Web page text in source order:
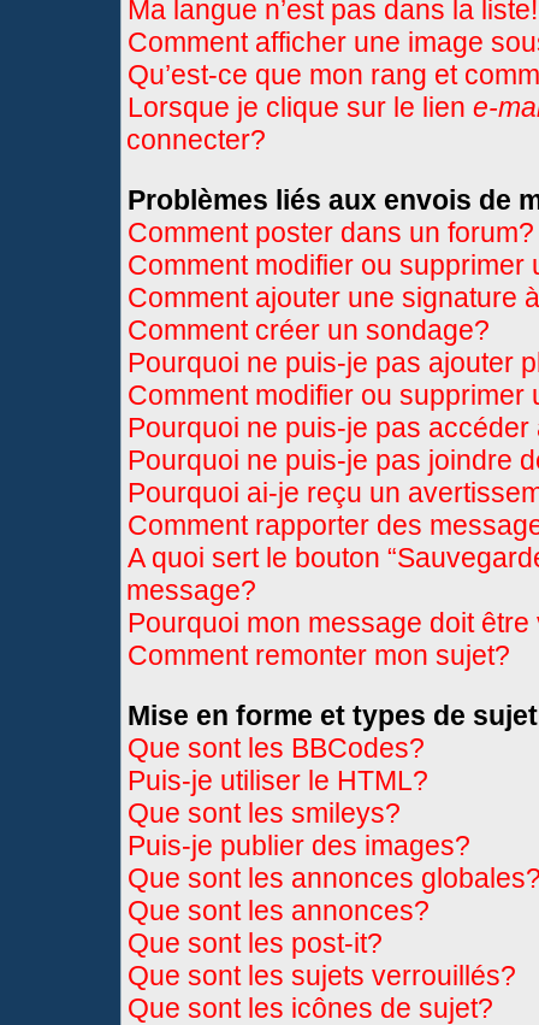
Ma langue n’est pas dans la liste!
Comment afficher une image
Qu’est-ce que mon rang et
Lorsque je clique sur le lien e-
connecter?
Problèmes liés aux envois de
Comment poster dans un forum?
Comment modifier ou supprimer
Comment ajouter une signature
Comment créer un sondage?
Pourquoi ne puis-je pas ajouter
Comment modifier ou supprimer
Pourquoi ne puis-je pas accéder
Pourquoi ne puis-je pas joindre
Pourquoi ai-je reçu un
Comment rapporter des
A quoi sert le bouton
message?
Pourquoi mon message doit être
Comment remonter mon sujet?
Mise en forme et types de sujet
Que sont les BBCodes?
Puis-je utiliser le HTML?
Que sont les smileys?
Puis-je publier des images?
Que sont les annonces
Que sont les annonces?
Que sont les post-it?
Que sont les sujets verrouillés?
Que sont les icônes de sujet?